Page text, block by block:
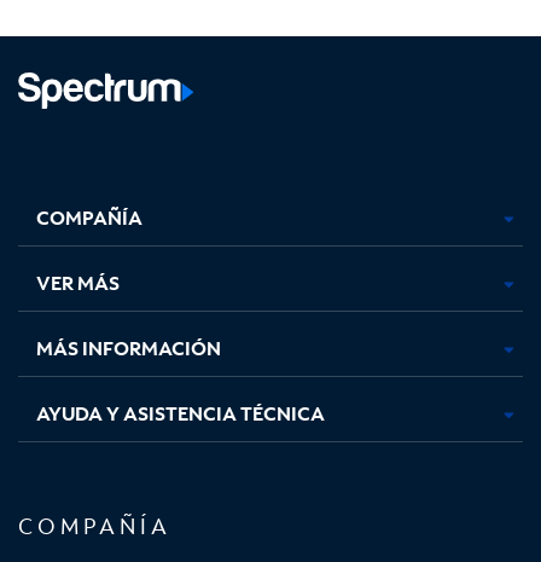
abre
en
pestaña
nueva
abre
en
pestaña
nueva
abre
en
pestaña
nueva
en
nueva
COMPAÑÍA
VER MÁS
MÁS INFORMACIÓN
AYUDA Y ASISTENCIA TÉCNICA
COMPAÑÍA